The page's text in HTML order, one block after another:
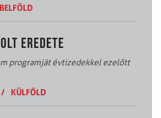
BELFÖLD
EREDETE
programját évtizedekkel ezelőtt
/ KÜLFÖLD